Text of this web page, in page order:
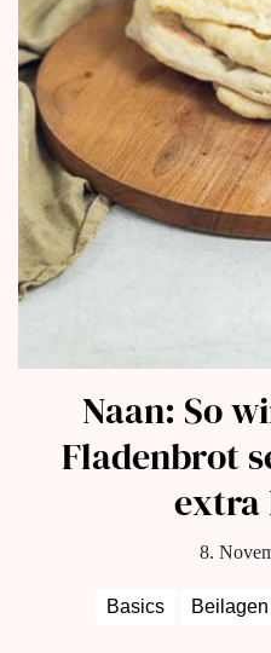
Naan: So
Fladenbrot
extra
8.
Basics Beilagen